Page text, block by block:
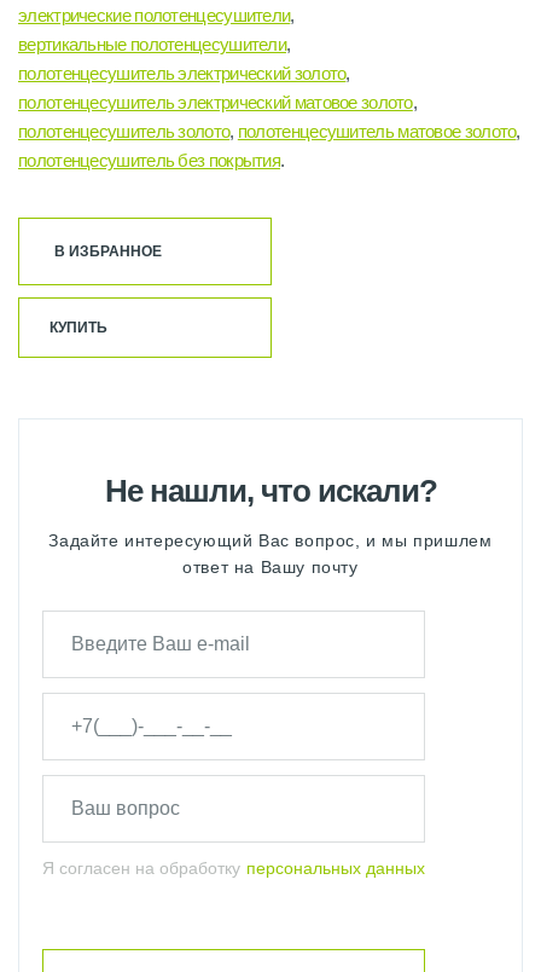
электрические полотенцесушители,
вертикальные полотенцесушители,
полотенцесушитель электрический золото,
полотенцесушитель электрический матовое золото,
полотенцесушитель золото, полотенцесушитель матовое золото,
полотенцесушитель без покрытия.
В ИЗБРАННОЕ
КУПИТЬ
Не нашли, что искали?
Задайте интересующий Вас вопрос, и мы пришлем
ответ на Вашу почту
Я согласен на обработку персональных данных